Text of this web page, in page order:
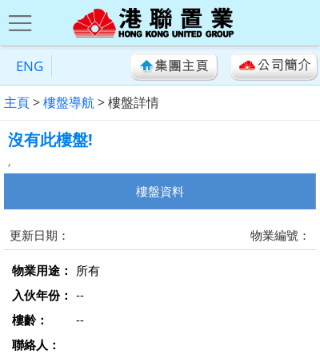
ENG
主頁>樓盤導航> 樓盤詳情
沒有此樓盤!
,
樓盤資料
更新日期： 物業編號：
物業用途： 所有
入伙年份： --
樓齡：
--
聯絡人：